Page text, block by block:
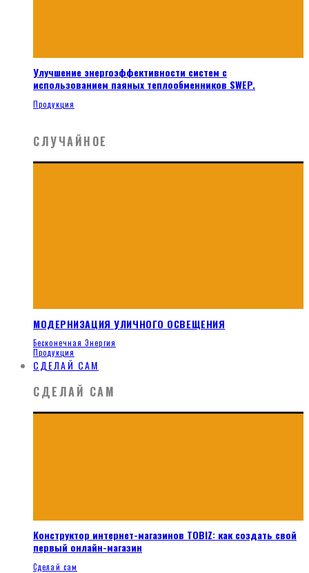
Улучшение энергоэффективности систем с
использованием паяных теплообменников SWEP.
Продукция
СЛУЧАЙНОЕ
МОДЕРНИЗАЦИЯ УЛИЧНОГО ОСВЕЩЕНИЯ
Бесконечная Энергия
Продукция
СДЕЛАЙ САМ
СДЕЛАЙ САМ
Конструктор интернет-магазинов TOBIZ: как создать свой
первый онлайн-магазин
Сделай сам